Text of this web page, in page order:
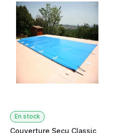
En stock
Couverture Secu Classic